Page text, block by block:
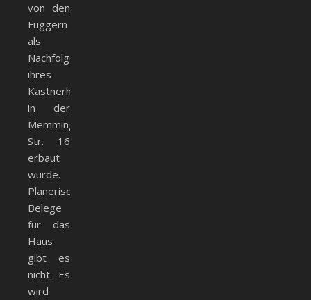
von den
Fuggern
als
Nachfolger
ihres
Kastnerhauses
in der
Memminger
Str. 16
erbaut
wurde.
Planerische
Belege
für das
Haus
gibt es
nicht. Es
wird